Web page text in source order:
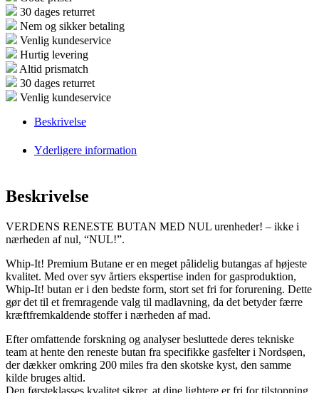
30 dages returret
Nem og sikker betaling
Venlig kundeservice
Hurtig levering
Altid prismatch
30 dages returret
Venlig kundeservice
Beskrivelse
Yderligere information
Beskrivelse
VERDENS RENESTE BUTAN MED NUL urenheder! – ikke i
nærheden af nul, “NUL!”.
Whip-It! Premium Butane er en meget pålidelig butangas af højeste
kvalitet. Med over syv årtiers ekspertise inden for gasproduktion,
Whip-It! butan er i den bedste form, stort set fri for forurening. Dette
gør det til et fremragende valg til madlavning, da det betyder færre
kræftfremkaldende stoffer i nærheden af mad.
Efter omfattende forskning og analyser besluttede deres tekniske
team at hente den reneste butan fra specifikke gasfelter i Nordsøen,
der dækker omkring 200 miles fra den skotske kyst, den samme
kilde bruges altid.